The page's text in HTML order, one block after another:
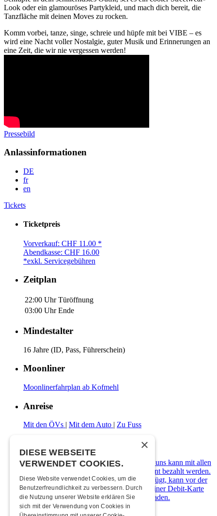
Look oder ein glamouröses Partykleid, und mach dich bereit, die
Tanzfläche mit deinen Moves zu rocken.
Komm vorbei, tanze, singe, schreie und hüpfe mit bei VIBE – es
wird eine Nacht voller Nostalgie, guter Musik und Erinnerungen an
eine Zeit, die wir nie vergessen werden!
Pressebild
Anlassinformationen
DE
fr
en
Tickets
Ticketpreis
Vorverkauf: CHF 11.00 *
Abendkasse: CHF 16.00
*exkl. Servicegebühren
Zeitplan
22:00 Uhr Türöffnung
03:00 Uhr Ende
Mindestalter
16 Jahre (ID, Pass, Führerschein)
Moonliner
Moonlinerfahrplan ab Kofmehl
Anreise
Mit den ÖVs | Mit dem Auto | Zu Fuss
Die Kulturfabrik Kofmehl ist cashfree. Bei uns kann mit allen
gängigen Debit- & Kreditkarten sowie Twint bezahlt werden.
Wer über kein digitales Zahlungsmittel verfügt, kann vor der
Abendkasse ein Kofmehl-Wallet in Form einer Debit-Karte
kostenlos beziehen und diese mit Bargeld laden.
×
DIESE WEBSEITE
VERWENDET COOKIES.
Diese Website verwendet Cookies, um die
Benutzerfreundlichkeit zu verbessern. Durch
die Nutzung unserer Website erklären Sie
sich mit der Verwendung von Cookies in